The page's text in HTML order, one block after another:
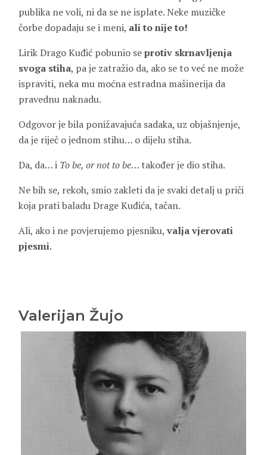
publika ne voli, ni da se ne isplate. Neke muzičke
čorbe dopadaju se i meni, ali to nije to!
Lirik Drago Kuđić pobunio seprotiv skrnavljenja
svoga stiha, pa je zatražio da, ako se to već ne može
ispraviti, neka mu moćna estradna mašinerija da
pravednu naknadu.
Odgovor je bila ponižavajuća sadaka, uz objašnjenje,
da je riječ o jednom stihu… o dijelu stiha.
Da, da… i To be, or not to be… također je dio stiha.
Ne bih se, rekoh, smio zakleti da je svaki detalj u priči
koja prati baladu Drage Kuđića, tačan.
Ali, ako i ne povjerujemo pjesniku, valja vjerovati
pjesmi.
Valerijan Žujo